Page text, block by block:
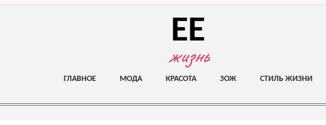
EE
жизнь
ГЛАВНОЕ МОДА КРАСОТА ЗОЖ СТИЛЬ ЖИЗНИ